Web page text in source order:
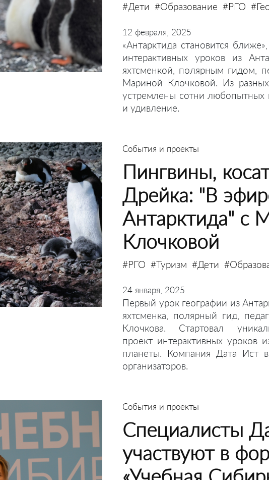
#Дети #Образование #РГО
12 февраля, 2025
«Антарктида становится
интерактивных уроков из
яхтсменкой, полярным гидом,
Мариной Клочковой. Из
устремлены сотни любопытных
и удивление.
События и проекты
Пингвины,
Дрейка: "В
Антарктида" с
Клочковой
#РГО #Туризм #Дети
24 января, 2025
Первый урок географии из
яхтсменка, полярный гид,
Клочкова. Стартовал
проект интерактивных уроков
планеты. Компания Дата Ист
организаторов.
События и проекты
Специалисты
участвуют в